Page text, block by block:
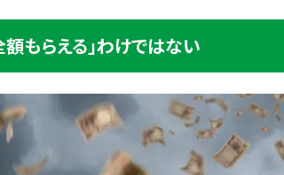
もらえる」わけではない